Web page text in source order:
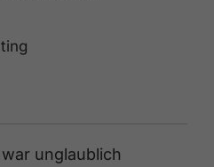
unglaublich